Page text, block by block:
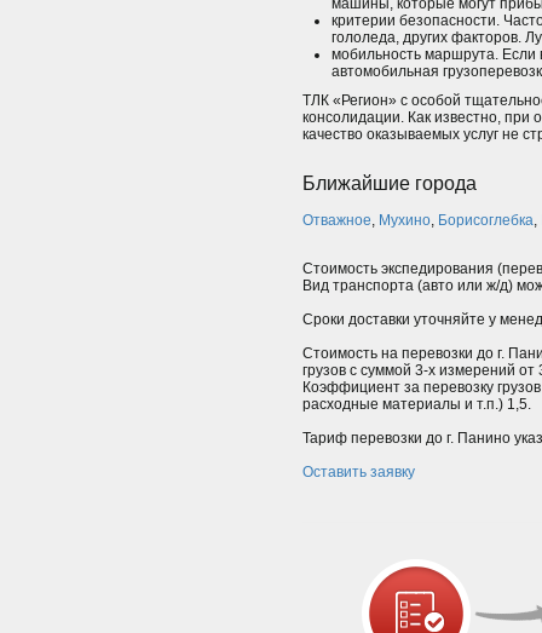
машины, которые могут
критерии безопасности.
гололеда, других факторов.
мобильность маршрута. Если
автомобильная
ТЛК «Регион» с особой
консолидации. Как известно, при
качество оказываемых услуг не
Ближайшие города
Отважное, Мухино, Борисоглебка,
Стоимость экспедирования
Вид транспорта (авто или ж/д)
Сроки доставки уточняйте у
Стоимость на перевозки до г.
грузов с суммой 3-х измерений
Коэффициент за перевозку
расходные материалы и т.п.) 1,5.
Тариф перевозки до г. Панино
Оставить заявку